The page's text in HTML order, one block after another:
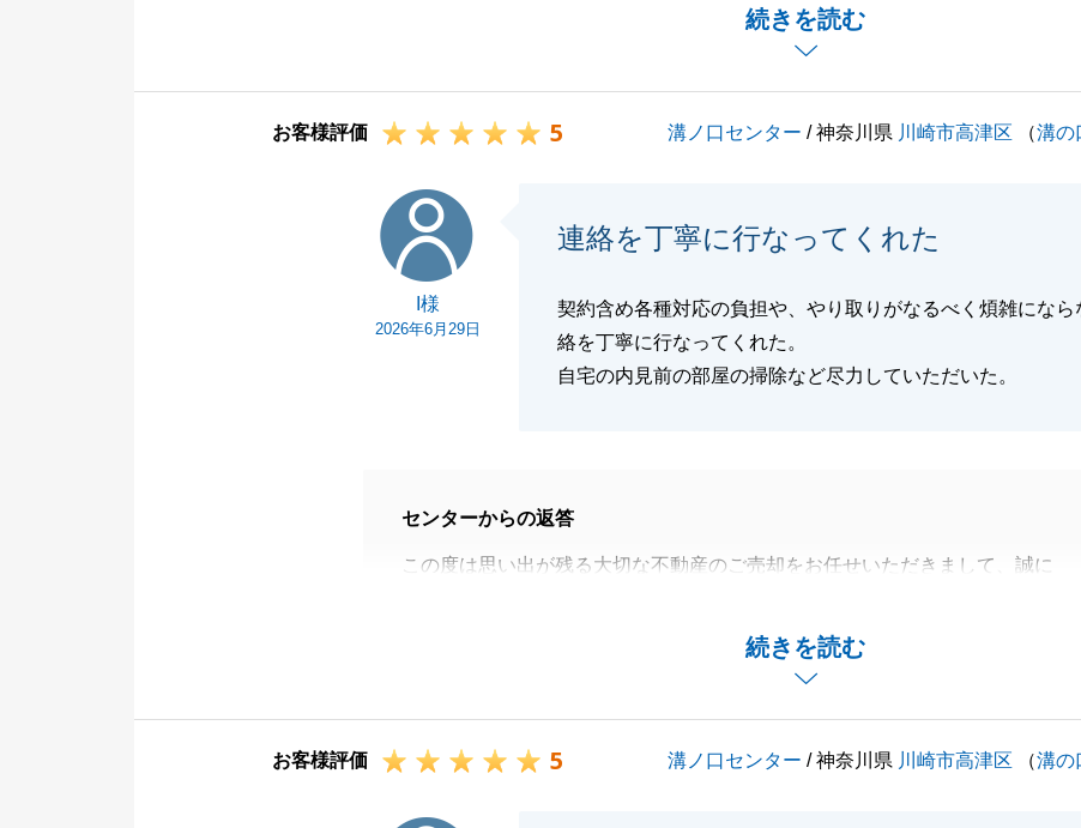
続きを読む
ご売却のご決断から最終的な決済まで、約4ヶ月という期間でスムーズにお
取引を進めることができ、私共といたしましても大変安堵しておりますとと
す。
きいものですが、いつも迅速かつ的確にご協力をいただけたからこそ、これ
ほど順調に完了へと至ることができました。
今後とも、末永いお付き合いをよろしくお願いいたします。
お客様評価 5 溝ノ口センター / 神奈川県 川崎市高津区 （溝の
I様
2026年6月29日
連絡を丁寧に行なってくれた
契約含め各種対応の負担や、やり取りがなるべく煩雑になら
絡を丁寧に行なってくれた。
自宅の内見前の部屋の掃除など尽力していただいた。
続きを読む
センターからの返答
この度は思い出が残る大切な不動産のご売却をお任せいただきまして、誠に
ご購入者様も大切に使わせていただくと仰っておりましたので、非常に良い
お取引になったのではないかと思います。
お客様評価 5 溝ノ口センター / 神奈川県 川崎市高津区 （溝の